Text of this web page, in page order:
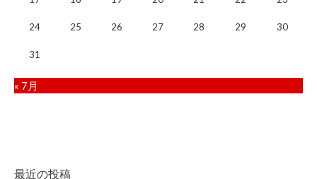
24 25 26 27 28 29 30
31
« 7月
最近の投稿